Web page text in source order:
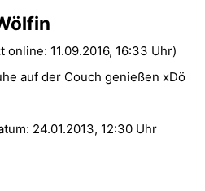
11.09.2016, 16:33 Uhr)
auf der Couch genießen xDö
24.01.2013, 12:30 Uhr